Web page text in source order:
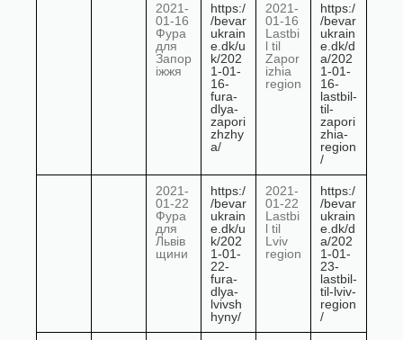
2021-
01-16
Фура
для
Запор
іжжя
https:/
/bevar
ukrain
e.dk/u
k/202
1-01-
16-
fura-
dlya-
zapori
zhzhy
a/
2021-
01-16
Lastbi
l til
Zapor
izhia
region
https:/
/bevar
ukrain
e.dk/d
a/202
1-01-
16-
lastbil-
til-
zapori
zhia-
region
/
2021-
01-22
Фура
для
Львів
щини
https:/
/bevar
ukrain
e.dk/u
k/202
1-01-
22-
fura-
dlya-
lvivsh
hyny/
2021-
01-22
Lastbi
l til
Lviv
region
https:/
/bevar
ukrain
e.dk/d
a/202
1-01-
23-
lastbil-
til-lviv-
region
/